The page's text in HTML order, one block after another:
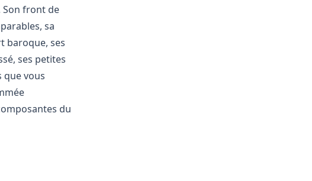
Son front de
sa
baroque, ses
ses petites
que vous
du